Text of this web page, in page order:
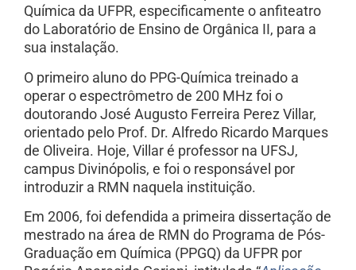
Química da UFPR, especificamente o anfiteatro
do Laboratório de Ensino de Orgânica II, para a
sua instalação.
O primeiro aluno do PPG-Química treinado a
operar o espectrômetro de 200 MHz foi o
doutorando José Augusto Ferreira Perez Villar,
orientado pelo Prof. Dr. Alfredo Ricardo Marques
de Oliveira. Hoje, Villar é professor na UFSJ,
campus Divinópolis, e foi o responsável por
introduzir a RMN naquela instituição.
Em 2006, foi defendida a primeira dissertação de
mestrado na área de RMN do Programa de Pós-
Graduação em Química (PPGQ) da UFPR por